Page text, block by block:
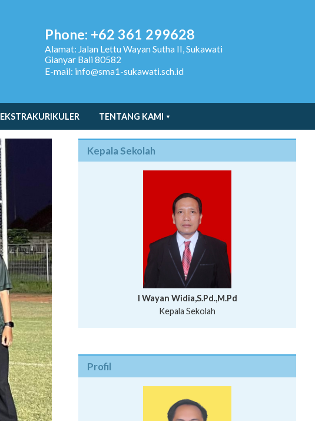
Phone: +62 361 299628
Alamat: Jalan Lettu Wayan Sutha II, Sukawati
Gianyar Bali 80582
E-mail: info@sma1-sukawati.sch.id
EKSTRAKURIKULER TENTANG KAMI
Kepala Sekolah
I Wayan Widia,S.Pd.,M.Pd
Kepala Sekolah
Profil